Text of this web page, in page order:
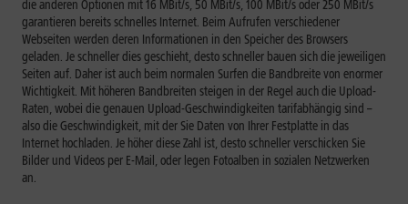
die anderen Optionen mit 16 MBit/s, 50 MBit/s, 100 MBit/s oder 250 MBit/s
garantieren bereits schnelles Internet. Beim Aufrufen verschiedener
Webseiten werden deren Informationen in den Speicher des Browsers
geladen. Je schneller dies geschieht, desto schneller bauen sich die jeweiligen
Seiten auf. Daher ist auch beim normalen Surfen die Bandbreite von enormer
Wichtigkeit. Mit höheren Bandbreiten steigen in der Regel auch die Upload-
Raten, wobei die genauen Upload-Geschwindigkeiten tarifabhängig sind –
also die Geschwindigkeit, mit der Sie Daten von Ihrer Festplatte in das
Internet hochladen. Je höher diese Zahl ist, desto schneller verschicken Sie
Bilder und Videos per E-Mail, oder legen Fotoalben in sozialen Netzwerken
an.